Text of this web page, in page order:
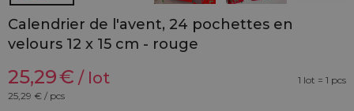
Calendrier de l'avent, 24 pochettes en
velours 12 x 15 cm - rouge
25,29€ / lot
1 lot = 1 pcs
25,29 € / pcs